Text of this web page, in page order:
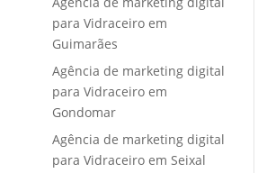
para Vidraceiro em
Guimarães
Agência de marketing digital
para Vidraceiro em
Gondomar
Agência de marketing digital
para Vidraceiro em Seixal